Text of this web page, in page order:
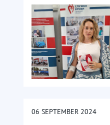
06 SEPTEMBER 2024